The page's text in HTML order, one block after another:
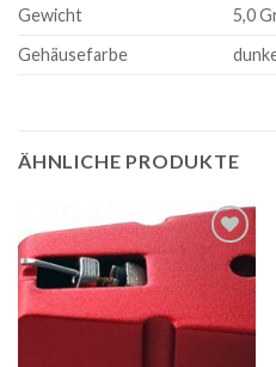
Gewicht
5,0
Gehäusefarbe
ÄHNLICHE PRODUKTE
Zur
Wunschliste